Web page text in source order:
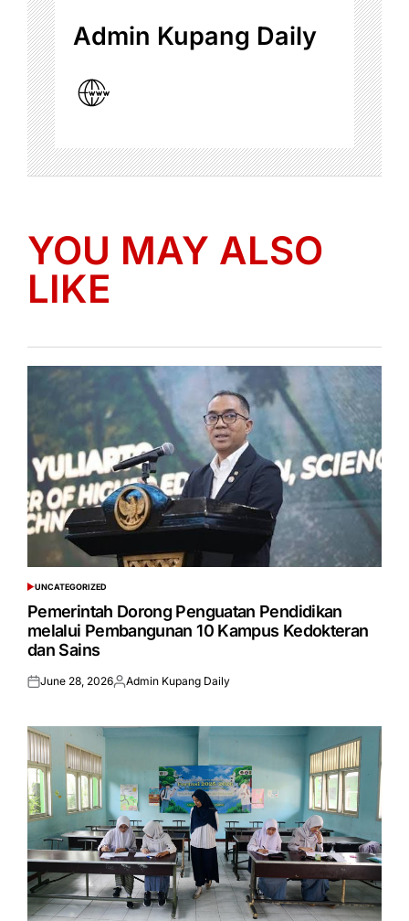
Admin Kupang Daily
YOU MAY ALSO
LIKE
POSTED
IN
UNCATEGORIZED
Pemerintah Dorong Penguatan Pendidikan
melalui Pembangunan 10 Kampus Kedokteran
dan Sains
Posted
June 28, 2026Posted
Admin Kupang Daily